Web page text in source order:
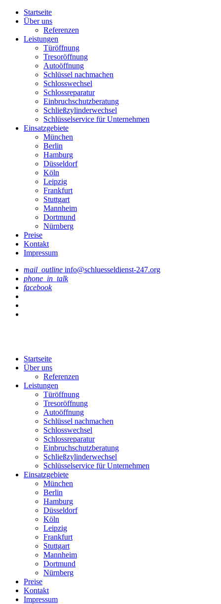
Startseite
Über uns
Referenzen
Leistungen
Türöffnung
Tresoröffnung
Аutoöffnung
Schlüssel nachmachen
Schlosswechsel
Schlossreparatur
Einbruchschutzberatung
Schließzylinderwechsel
Schlüsselservice für Unternehmen
Einsatzgebiete
München
Berlin
Hamburg
Düsseldorf
Köln
Leipzig
Frankfurt
Stuttgart
Mannheim
Dortmund
Nürnberg
Preise
Kontakt
Impressum
mail_outline info@schluesseldienst-247.org
phone_in_talk
facebook
Startseite
Über uns
Referenzen
Leistungen
Türöffnung
Tresoröffnung
Аutoöffnung
Schlüssel nachmachen
Schlosswechsel
Schlossreparatur
Einbruchschutzberatung
Schließzylinderwechsel
Schlüsselservice für Unternehmen
Einsatzgebiete
München
Berlin
Hamburg
Düsseldorf
Köln
Leipzig
Frankfurt
Stuttgart
Mannheim
Dortmund
Nürnberg
Preise
Kontakt
Impressum